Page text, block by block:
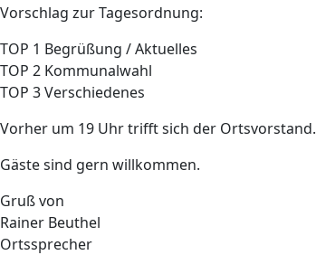
Vorschlag zur Tagesordnung:
TOP 1 Begrüßung / Aktuelles
TOP 2 Kommunalwahl
TOP 3 Verschiedenes
Vorher um 19 Uhr trifft sich der Ortsvorstand.
Gäste sind gern willkommen.
Gruß von
Rainer Beuthel
Ortssprecher